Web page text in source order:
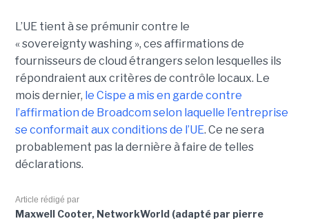
L’UE tient à se prémunir contre le
« sovereignty washing », ces affirmations de
fournisseurs de cloud étrangers selon lesquelles ils
répondraient aux critères de contrôle locaux. Le
mois dernier, le Cispe a mis en garde contre
l’affirmation de Broadcom selon laquelle l’entreprise
se conformait aux conditions de l’UE. Ce ne sera
probablement pas la dernière à faire de telles
déclarations.
Article rédigé par
Maxwell Cooter, NetworkWorld (adapté par pierre